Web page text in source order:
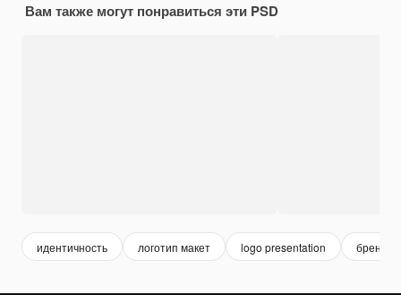
Вам также могут понравиться эти PSD
идентичность логотип макет logo presentation